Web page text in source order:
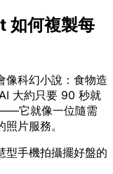
如何複製每
像科幻小說：食物造
大約只要 90 秒就
它就像一位隨需
片服務。
型手機拍攝擺好盤的